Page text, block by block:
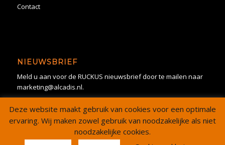
Contact
NIEUWSBRIEF
Meld u aan voor de RUCKUS nieuwsbrief door te mailen naar
marketing@alcadis.nl.
Deze website maakt gebruik van cookies voor een optimale
ervaring. Wij maken zowel gebruik van noodzakelijke als niet
noodzakelijke cookies.